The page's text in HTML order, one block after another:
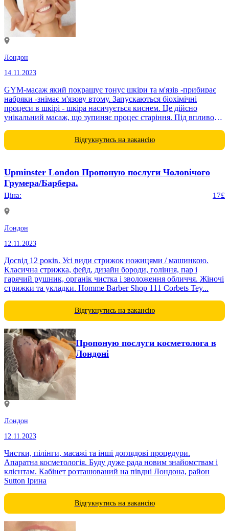
Лондон
14.11.2023
GYM-масаж який покращує тонус шкіри та м'язів -прибирає
набряки -знімає м'язову втому. Запускаються біохімічні
процеси в шкірі - шкіра насичується киснем. Це дійсно
унікальний масаж, що зупиняє процес старіння. Під впливом
Відгукнутись на вакансію
Upminster London Пропоную послуги Чоловічого
Грумера/Барбера.
Ціна: 17£
Лондон
12.11.2023
Досвід 12 років. Усі види стрижок ножицями / машинкою.
Класична стрижка, фейд, дизайн бороди, гоління, пар і
гарячий рушник, органік чистка і зволоження обличчя. Жіночі
стрижки та укладки. Homme Barber Shop 111 Corbets Tey...
Відгукнутись на вакансію
Пропоную послуги косметолога в
Лондоні
Лондон
12.11.2023
Чистки, пілінги, масажі та інші доглядові процедури.
Апаратна косметологія. Буду дуже рада новим знайомствам і
клієнтам. Кабінет розташований на півдні Лондона, район
Sutton Ірина
Відгукнутись на вакансію